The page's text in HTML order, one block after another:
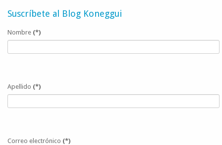
Suscríbete al Blog Koneggui
Nombre (*)
Apellido (*)
Correo electrónico (*)